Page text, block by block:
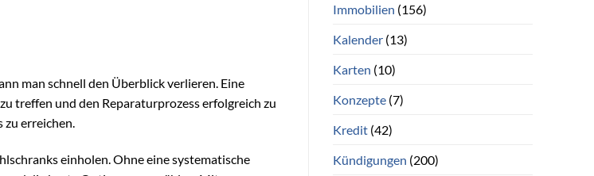
man schnell den Überblick verlieren. Eine
treffen und den Reparaturprozess erfolgreich zu
zu erreichen.
einholen. Ohne eine systematische
Immobilien (156)
Kalender(13)
Karten (10)
Konzepte(7)
Kredit(42)
Kündigungen (200)